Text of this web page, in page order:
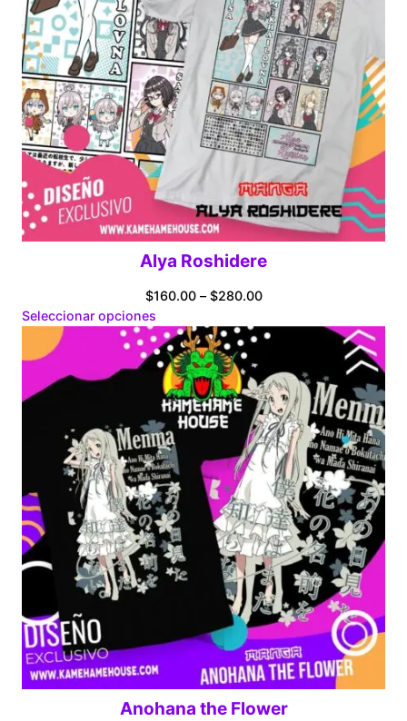
Alya Roshidere
$160.00 – $280.00Price
$160.00
$280.00
Seleccionar opciones
Anohana the Flower